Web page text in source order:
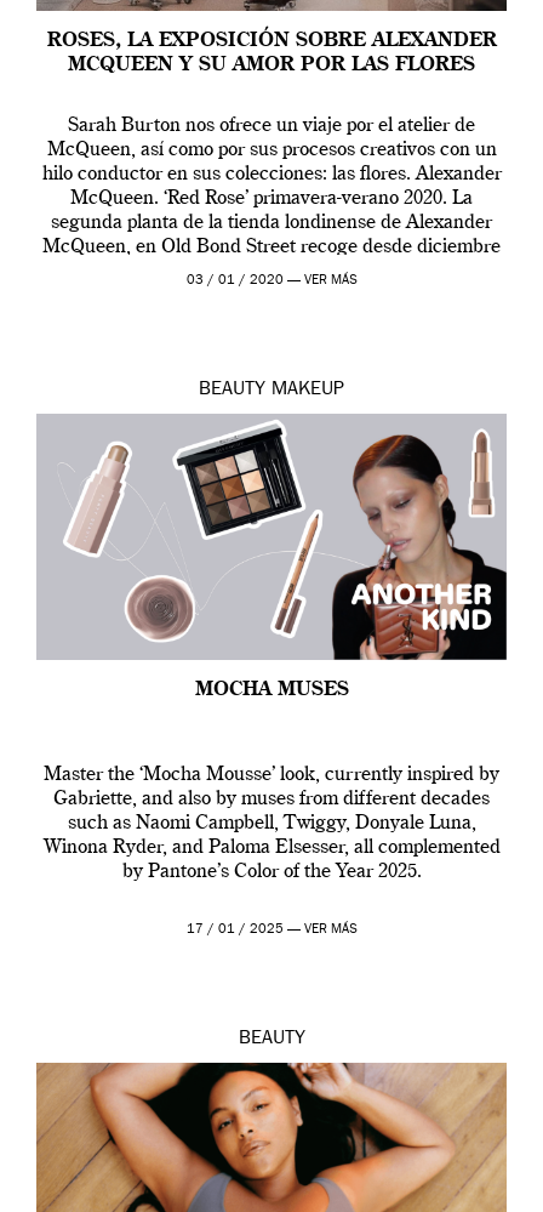
ROSES, LA EXPOSICIÓN SOBRE ALEXANDER
MCQUEEN Y SU AMOR POR LAS FLORES
Sarah Burton nos ofrece un viaje por el atelier de
McQueen, así como por sus procesos creativos con un
hilo conductor en sus colecciones: las flores. Alexander
McQueen. ‘Red Rose’ primavera-verano 2020. La
segunda planta de la tienda londinense de Alexander
McQueen, en Old Bond Street recoge desde diciembre
de 2019 hasta final de abril […]
03 / 01 / 2020 — VER MÁS
BEAUTY MAKEUP
MOCHA MUSES
Master the ‘Mocha Mousse’ look, currently inspired by
Gabriette, and also by muses from different decades
such as Naomi Campbell, Twiggy, Donyale Luna,
Winona Ryder, and Paloma Elsesser, all complemented
by Pantone’s Color of the Year 2025.
17 / 01 / 2025 — VER MÁS
BEAUTY